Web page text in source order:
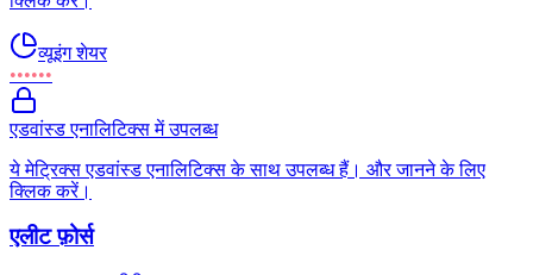
व्यूइंग शेयर
••••••
एडवांस्ड एनालिटिक्स में उपलब्ध
ये मेट्रिक्स एडवांस्ड एनालिटिक्स के साथ उपलब्ध हैं। और जानने के लिए
क्लिक करें।
एलीट फ़ोर्स